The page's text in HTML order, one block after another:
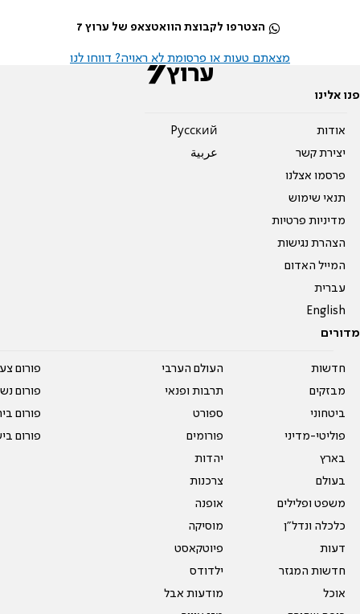
הצטרפו לקבוצת הוואטצאפ של ערוץ 7
מצאתם טעות או פרסומת לא ראויה? דווחו לנו
פנו אלינו
אודות
יצירת קשר
פרסמו אצלנו
תנאי שימוש
מדיניות פרטיות
הצהרת נגישות
המייל האדום
עברית
English
Pусский
عربية
מדורים
חדשות
מבזקים
ביטחוני
פוליטי-מדיני
בארץ
בעולם
משפט ופלילים
כלכלה ונדל"ן
דעות
חדשות המגזר
אוכל
העולם הערבי
תרבות ופנאי
ספורט
פורומים
יהדות
צרכנות
אופנה
מוסיקה
פיוטקאסט
ילדודס
מודעות אבל
פורום
פורום
פורום
פורום